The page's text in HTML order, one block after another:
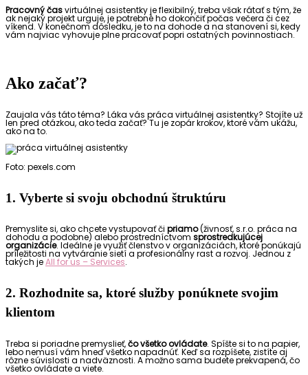
Pracovný časvirtuálnej asistentky je flexibilný, treba však rátať s tým, že
ak nejaký projekt urguje, je potrebné ho dokončiť počas večera či cez
víkend. V konečnom dôsledku, je to na dohode a na stanovení si, kedy
vám najviac vyhovuje plne pracovať popri ostatných povinnostiach.
Ako začať?
Zaujala vás táto téma? Láka vás práca virtuálnej asistentky? Stojíte už
len pred otázkou, ako teda začať? Tu je zopár krokov, ktoré vám ukážu,
ako na to.
Foto: pexels.com
1. Vyberte si svoju obchodnú štruktúru
Premyslite si, ako chcete vystupovať či priamo(živnosť, s.r.o. práca na
dohodu a podobne) alebo prostredníctvom sprostredkujúcej
organizácie. Ideálne je využiť členstvo v organizáciách, ktoré ponúkajú
príležitosti na vytváranie sietí a profesionálny rast a rozvoj. Jednou z
takých jeAll for us – Services.
2. Rozhodnite sa, ktoré služby ponúknete svojim
klientom
Treba si poriadne premyslieť,čo všetko ovládate. Spíšte si to na papier,
lebo nemusí vám hneď všetko napadnúť. Keď sa rozpíšete, zistíte aj
rôzne súvislosti a nadväznosti. A možno sama budete prekvapená, čo
všetko ovládate a viete.